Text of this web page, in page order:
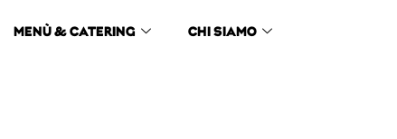
MENÙ & CATERING CHI SIAMO